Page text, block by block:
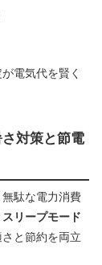
電気代を賢く
対策と節電
駄な電力消費
リープモード
と節約を両立